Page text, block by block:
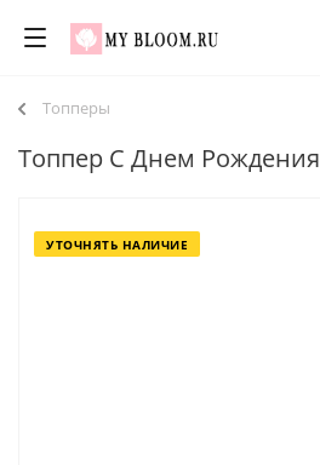
Топперы
Топпер С Днем Рождения
УТОЧНЯТЬ НАЛИЧИЕ